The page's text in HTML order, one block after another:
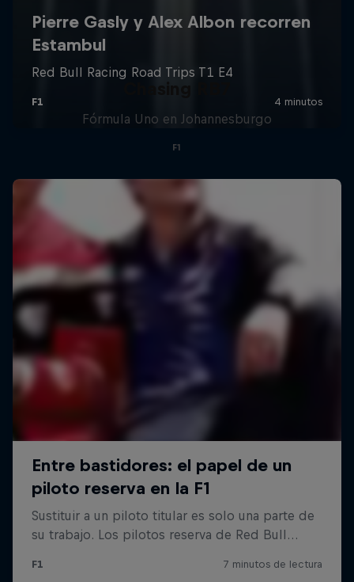
Fórmula Uno en Johannesburgo
F1